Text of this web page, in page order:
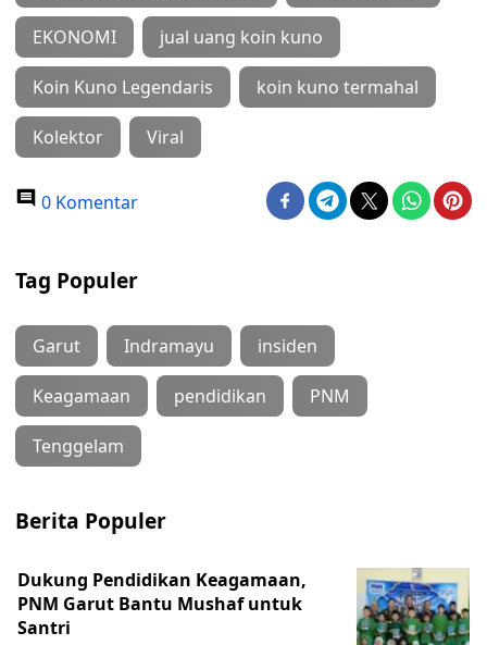
EKONOMI jual uang koin kuno
Koin Kuno Legendaris koin kuno termahal
Kolektor Viral
0 Komentar
Tag Populer
Garut Indramayu insiden
Keagamaan pendidikan PNM
Tenggelam
Berita Populer
Dukung Pendidikan Keagamaan,
PNM Garut Bantu Mushaf untuk
Santri